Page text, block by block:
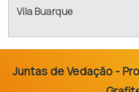
Vila Buarque
Juntas de Vedação -